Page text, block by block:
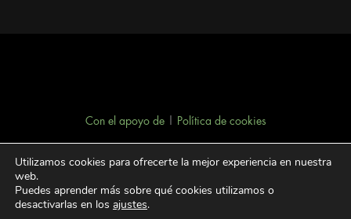
Con el apoyo de| Política de cookies
Utilizamos cookies para ofrecerte la mejor experiencia en nuestra
web.
Puedes aprender más sobre qué cookies utilizamos o
desactivarlas en los ajustes.